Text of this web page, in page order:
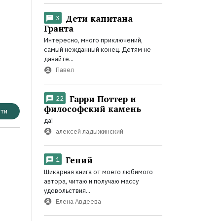
3
Дети капитана
Гранта
Интересно, много приключений,
самый нежданный конец. Детям не
давайте...
Павел
22
Гарри Поттер и
философский камень
да!
алексей ладыжинский
1 Гений
Шикарная книга от моего любимого
автора, читаю и получаю массу
удовольствия...
Елена Авдеева